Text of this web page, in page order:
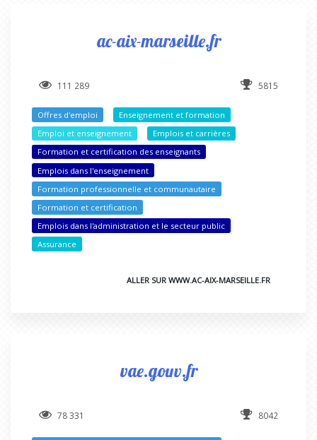
ac-aix-marseille.fr
111 289 5815
Offres d'emploi
Enseignement et formation
Emploi et enseignement
Emplois et carrières
Formation et certification des enseignants
Emplois dans l'enseignement
Formation professionnelle et communautaire
Formation et certification
Emplois dans l'administration et le secteur public
Assurance
ALLER SUR WWW.AC-AIX-MARSEILLE.FR
vae.gouv.fr
78 331 8042